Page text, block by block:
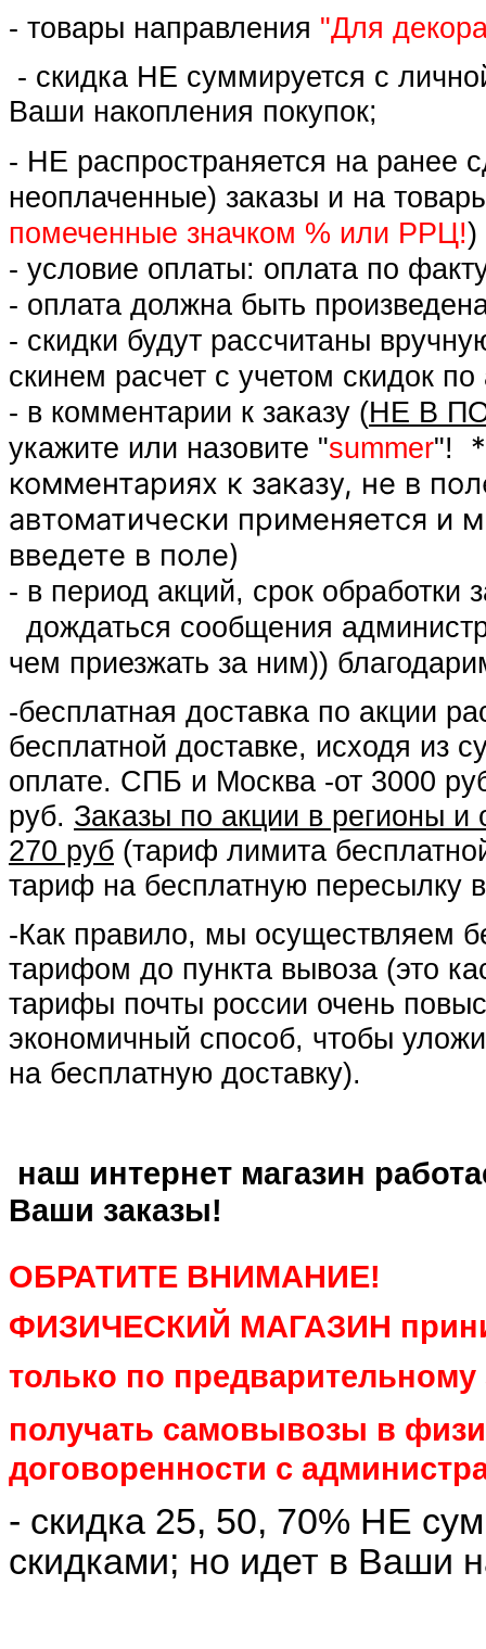
- товары направления "Для
- скидка НЕ суммируется с
Ваши накопления покупок;
- НЕ распространяется на ранее
неоплаченные) заказы и на
помеченные значком % или РРЦ!)
- условие оплаты: оплата по
- оплата должна быть
- скидки будут рассчитаны
скинем расчет с учетом скидок
- в комментарии к заказу (НЕ В
укажите или назовите "summer"!
комментариях к заказу, не в
автоматически применяется и
введете в поле)
- в период акций, срок
дождаться сообщения
чем приезжать за ним))
-бесплатная доставка по акции
бесплатной доставке, исходя из
оплате. СПБ и Москва -от 3000
руб. Заказы по акции в регионы
270 руб (тариф лимита
тариф на бесплатную пересылку
-Как правило, мы осуществляем
тарифом до пункта вывоза (это
тарифы почты россии очень
экономичный способ, чтобы
на бесплатную доставку).
наш интернет магазин
Ваши заказы!
ОБРАТИТЕ ВНИМАНИЕ!
ФИЗИЧЕСКИЙ МАГАЗИН
только по предварительному
получать самовывозы в
договоренности с
- скидка 25, 50, 70% НЕ
скидками; но идет в Ваши